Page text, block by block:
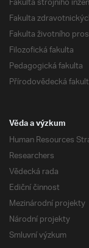
Fakulta
Fakulta životního
Filozofická fakulta
Pedagogická fakulta
Přírodovědecká
Věda a výzkum
Human Resources
Researchers
Vědecká rada
Ediční činnost
Mezinárodní projekty
Národní projekty
Smluvní výzkum